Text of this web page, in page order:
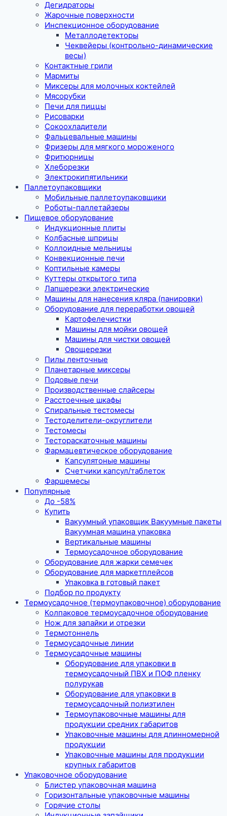
Дегидраторы
Жарочные поверхности
Инспекционное оборудование
Металлодетекторы
Чеквейеры (контрольно-динамические
весы)
Контактные грили
Мармиты
Миксеры для молочных коктейлей
Мясорубки
Печи для пиццы
Рисоварки
Сокоохладители
Фальцевальные машины
Фризеры для мягкого мороженого
Фритюрницы
Хлеборезки
Электрокипятильники
Паллетоупаковщики
Мобильные паллетоупаковщики
Роботы-паллетайзеры
Пищевое оборудование
Индукционные плиты
Колбасные шприцы
Коллоидные мельницы
Конвекционные печи
Коптильные камеры
Куттеры открытого типа
Лапшерезки электрические
Машины для нанесения кляра (панировки)
Оборудование для переработки овощей
Картофелечистки
Машины для мойки овощей
Машины для чистки овощей
Овощерезки
Пилы ленточные
Планетарные миксеры
Подовые печи
Производственные слайсеры
Расстоечные шкафы
Спиральные тестомесы
Тестоделители-округлители
Тестомесы
Тестораскаточные машины
Фармацевтическое оборудование
Капсулятоные машины
Счетчики капсул/таблеток
Фаршемесы
Популярные
До -58%
Купить
Вакуумный упаковщик Вакуумные пакеты
Вакуумная машина упаковка
Вертикальные машины
Термоусадочное оборудование
Оборудование для жарки семечек
Оборудование для маркетплейсов
Упаковка в готовый пакет
Подбор по продукту
Термоусадочное (термоупаковочное) оборудование
Колпаковое термоусадочное оборудование
Нож для запайки и отрезки
Термотоннель
Термоусадочные линии
Термоусадочные машины
Оборудование для упаковки в
термоусадочный ПВХ и ПОФ пленку
полурукав
Оборудование для упаковки в
термоусадочный полиэтилен
Термоупаковочные машины для
продукции средних габаритов
Упаковочные машины для длинномерной
продукции
Упаковочные машины для продукции
крупных габаритов
Упаковочное оборудование
Блистер упаковочная машина
Горизонтальные упаковочные машины
Горячие столы